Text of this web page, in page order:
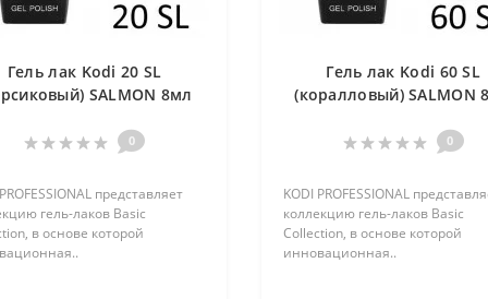
Гель лак Kodi 20 SL
SALMON 8мл
0
представляет
гель-лаков Basic
в основе которой
Гель лак Kodi 60 SL
(коралловый) SALMON
0
KODI PROFESSIONAL
коллекцию гель-лаков Basic
Collection, в основе которой
инновационная..